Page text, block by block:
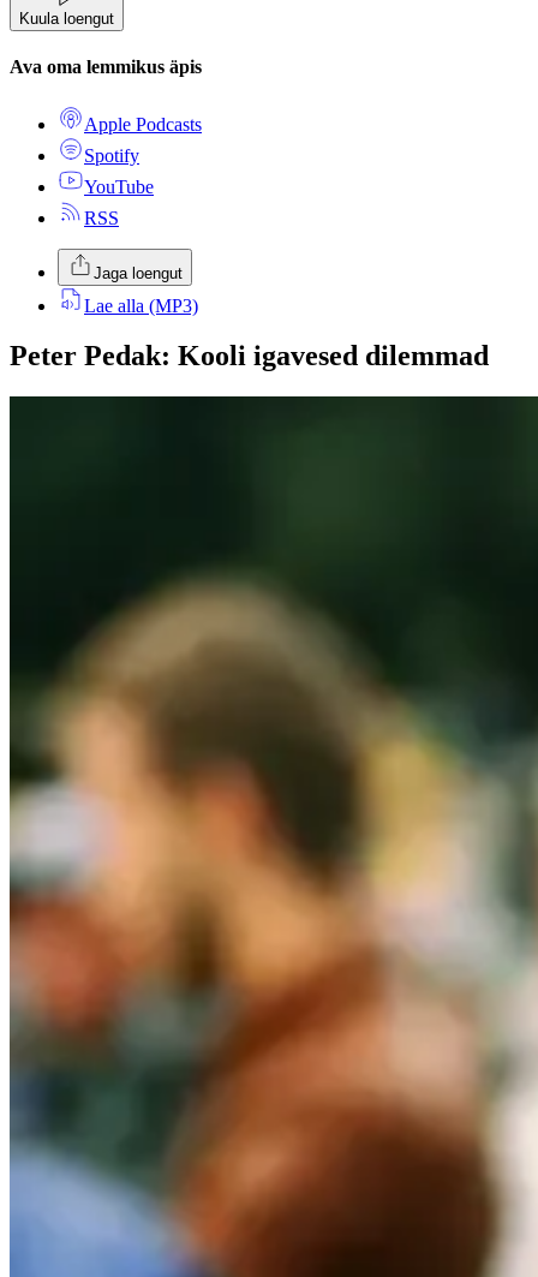
Kuula loengut
Ava oma lemmikus äpis
Apple Podcasts
Spotify
YouTube
RSS
Jaga loengut
Lae alla (MP3)
Peter Pedak: Kooli igavesed dilemmad